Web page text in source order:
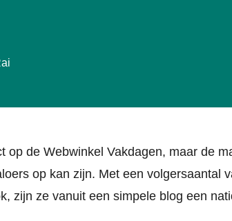
op de Webwinkel Vakdagen, maar de
op kan zijn. Met een volgersaantal
zijn ze vanuit een simpele blog een